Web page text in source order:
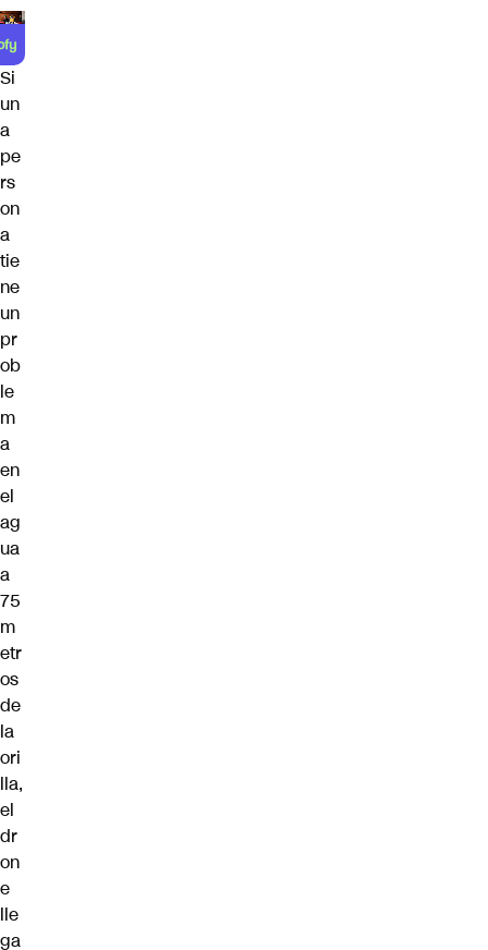
Si
un
a
pe
rs
on
a
tie
ne
un
pr
ob
le
m
a
en
el
ag
ua
a
75
m
etr
os
de
la
ori
lla,
el
dr
on
e
lle
ga